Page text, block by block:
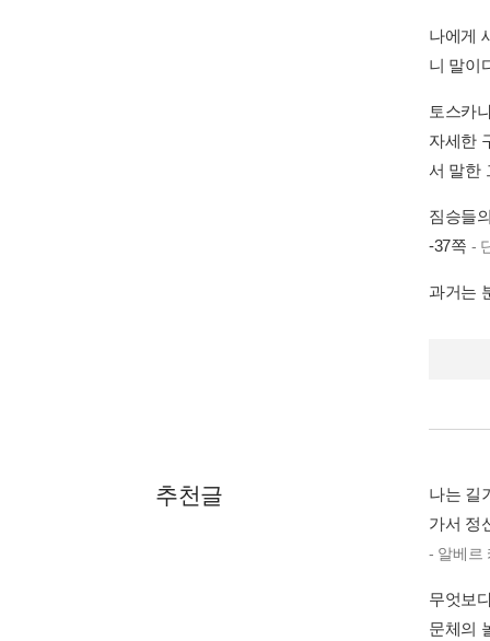
나에게
니 말이
토스카
자세한
서 말한
짐승들
-37쪽 -
과거는
추천글
나는 길
가서 정
- 알베르
무엇보
문체의